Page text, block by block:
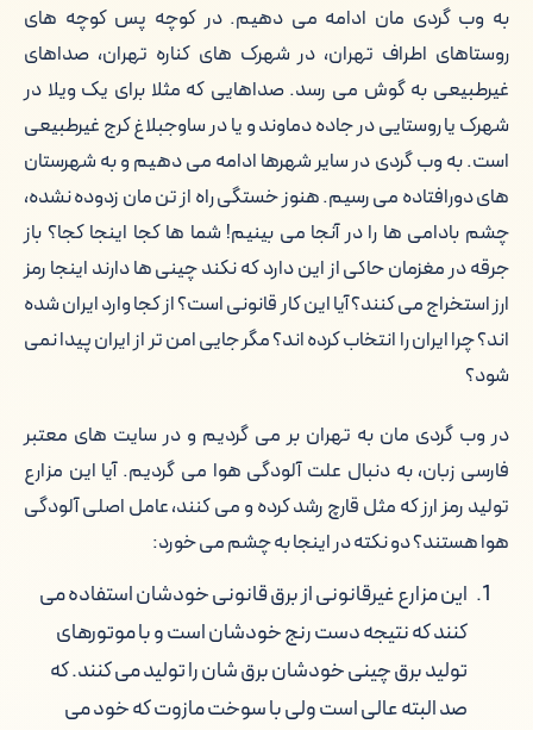
به وب گردی مان ادامه می دهیم. در کوچه پس کوچه های
روستاهای اطراف تهران، در شهرک های کناره تهران، صداهای
غیرطبیعی به گوش می رسد. صداهایی که مثلا برای یک ویلا در
شهرک یا روستایی در جاده دماوند و یا در ساوجبلاغ کرج غیرطبیعی
است. به وب گردی در سایر شهرها ادامه می دهیم و به شهرستان
های دورافتاده می رسیم. هنوز خستگی راه از تن مان زدوده نشده،
چشم بادامی ها را در آنجا می بینیم! شما ها کجا اینجا کجا؟ باز
جرقه در مغزمان حاکی از این دارد که نکند چینی ها دارند اینجا رمز
ارز استخراج می کنند؟ آیا این کار قانونی است؟ از کجا وارد ایران شده
اند؟ چرا ایران را انتخاب کرده اند؟ مگر جایی امن تر از ایران پیدا نمی
شود؟
در وب گردی مان به تهران بر می گردیم و در سایت های معتبر
فارسی زبان، به دنبال علت آلودگی هوا می گردیم. آیا این مزارع
تولید رمز ارز که مثل قارچ رشد کرده و می کنند، عامل اصلی آلودگی
هوا هستند؟ دو نکته در اینجا به چشم می خورد:
این مزارع غیرقانونی از برق قانونی خودشان استفاده می
کنند که نتیجه دست رنج خودشان است و با موتورهای
تولید برق چینی خودشان برق شان را تولید می کنند. که
صد البته عالی است ولی با سوخت مازوت که خود می